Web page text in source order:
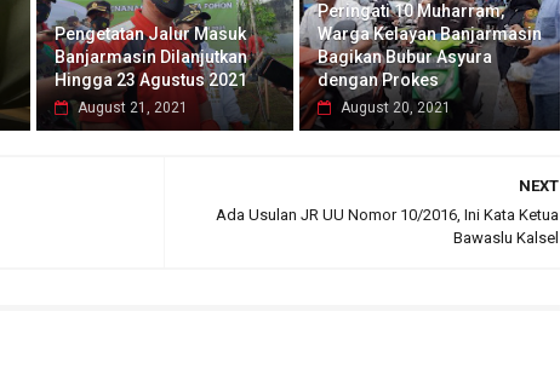
Pengetatan Jalur Masuk
Banjarmasin Dilanjutkan
Hingga 23 Agustus 2021
August 21, 2021
Peringati 10 Muharram,
Warga Kelayan Banjarmasin
Bagikan Bubur Asyura
dengan Prokes
August 20, 2021
NEXT
Ada Usulan JR UU Nomor 10/2016, Ini Kata Ketua
Bawaslu Kalsel